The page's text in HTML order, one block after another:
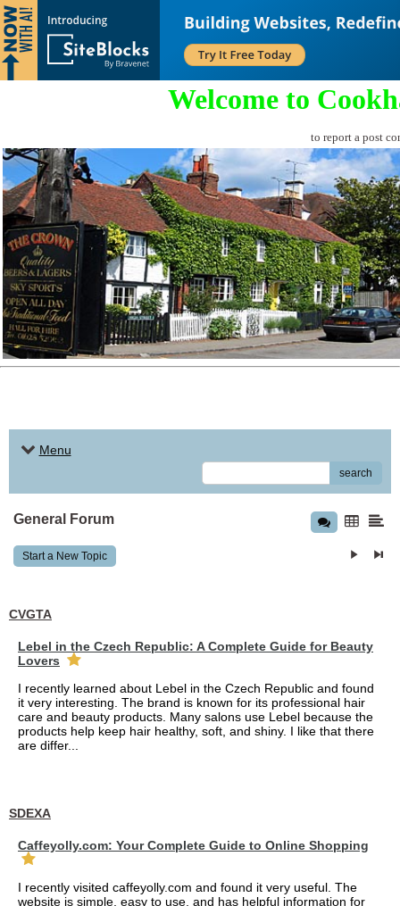
Welcome to
to report a post
Menu
search
General Forum
Start a New Topic
CVGTA
Lebel in the Czech Republic: A Complete Guide for Beauty
Lovers
I recently learned about Lebel in the Czech Republic and found
it very interesting. The brand is known for its professional hair
care and beauty products. Many salons use Lebel because the
products help keep hair healthy, soft, and shiny. I like that there
are differ...
SDEXA
Caffeyolly.com: Your Complete Guide to Online Shopping
I recently visited caffeyolly.com and found it very useful. The
website is simple, easy to use, and has helpful information for